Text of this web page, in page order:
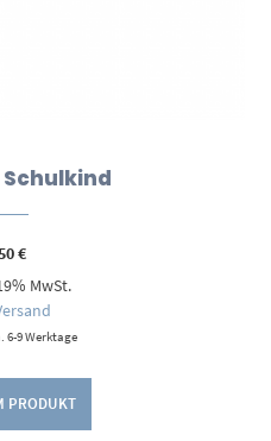
€
MwSt.
6-9 Werktage
PRODUKT